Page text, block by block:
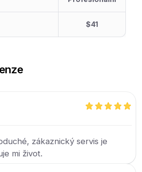
$41
zákaznický servis je
mi život.